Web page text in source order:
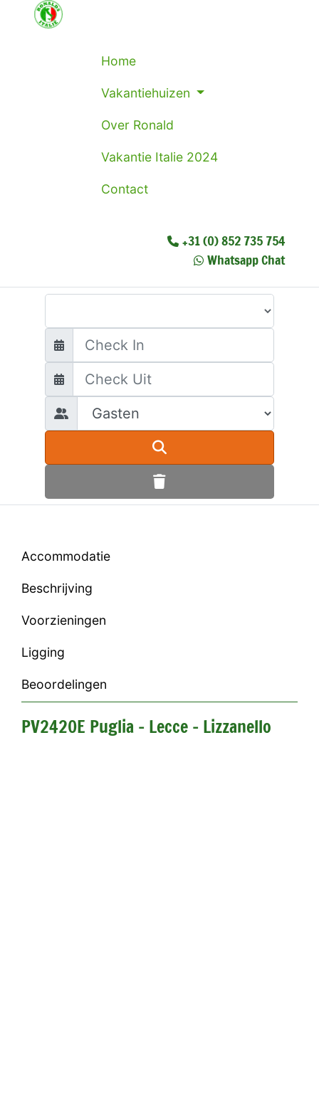
Home
Vakantiehuizen
Over Ronald
Vakantie Italie 2024
Contact
+31 (0) 852 735 754
Whatsapp Chat
Accommodatie
Beschrijving
Voorzieningen
Ligging
Beoordelingen
PV2420E Puglia - Lecce - Lizzanello